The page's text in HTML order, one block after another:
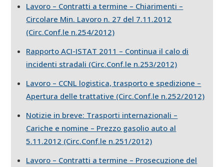
Lavoro – Contratti a termine – Chiarimenti –
Circolare Min. Lavoro n. 27 del 7.11.2012
(Circ.Conf.le n.254/2012)
Rapporto ACI-ISTAT 2011 – Continua il calo di
incidenti stradali (Circ.Conf.le n.253/2012)
Lavoro – CCNL logistica, trasporto e spedizione –
Apertura delle trattative (Circ.Conf.le n.252/2012)
Notizie in breve: Trasporti internazionali –
Cariche e nomine – Prezzo gasolio auto al
5.11.2012 (Circ.Conf.le n.251/2012)
Lavoro – Contratti a termine – Prosecuzione del